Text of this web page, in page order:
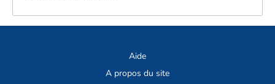
Aide
A propos du site